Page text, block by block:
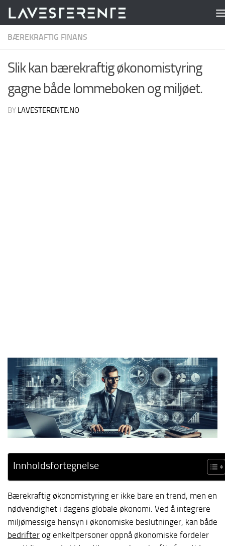
Skip to content
BÆREKRAFTIG FINANS
Slik kan bærekraftig økonomistyring
gagne både lommeboken og miljøet.
BY LAVESTERENTE.NO
Innholdsfortegnelse
Bærekraftig økonomistyring er ikke bare en trend, men en
nødvendighet i dagens globale økonomi. Ved å integrere
miljømessige hensyn i økonomiske beslutninger, kan både
bedrifter og enkeltpersoner oppnå økonomiske fordeler